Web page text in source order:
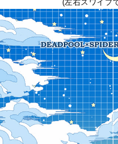
(左右スワイプ